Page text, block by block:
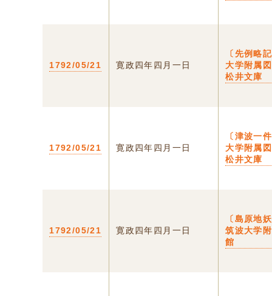
1792/05/21 寛政四年四月一日
〔先例略
大学附属
松井文庫
1792/05/21 寛政四年四月一日
〔津波一
大学附属
松井文庫
1792/05/21 寛政四年四月一日
〔島原地
筑波大学
館